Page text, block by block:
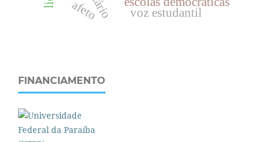
voz estudantil
afeto
FINANCIAMENTO